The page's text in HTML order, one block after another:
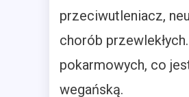
przeciwutleniacz,
chorób
pokarmowych, co
wegańską.